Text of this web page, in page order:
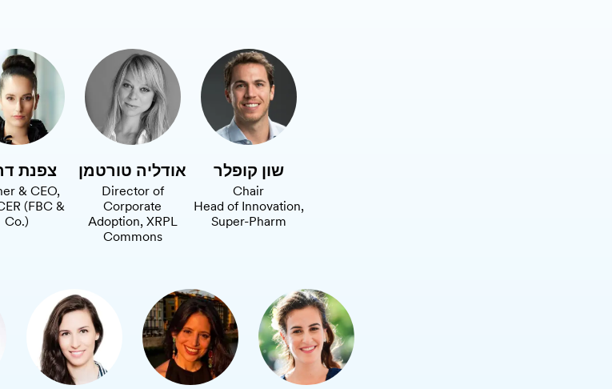
שון קופלר
Chair
Head of Innovation,
Super-Pharm
אודליה טורטמן
Director of
Corporate
Adoption, XRPL
Commons
צפנת
& CEO,
(FBC &
Co.)